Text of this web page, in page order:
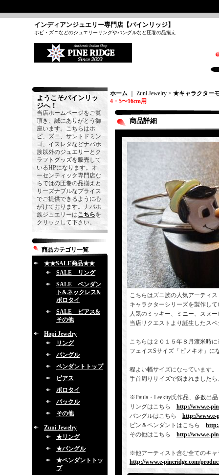
インディアンジュエリー専門店【パインリッジ】
ホピ・ズニなどのジュエリーリングやバングルなど圧巻の品揃え
ようこそパインリッ
ジへ！
当店ホームページをご覧
頂き、誠にありがとう御
座います。こちらはホ
ピ、ズニ、サントドミン
ゴ、イスレタなどナバホ
族以外のジュエリーとク
ラフトグッズを販売して
いるHPになります。オ
ーセンティック専門店な
らではの圧巻の品揃えと
リーズナブルなプライス
でご提供できるように心
がけております。ナバホ
族ジュエリーはこちらを
クリックして下さい。
商品カテゴリ一覧
★★SALE商品★★
SALE リング
SALE ペンダン
ト&ネックレス&
ボロタイ
SALE ピアス&
その他
Hopi Jewelry
リング
バングル
ペンダントトップ
ピアス
ボロタイ
バックル
その他
Zuni Jewelry
★リング
★バングル
★ペンダントトッ
プ
ホーム ｜ Zuni Jewelry > ★キャラクター
4・5〜16cm用
商品詳細
こちらはズニ族の人気アーティ
キャラクターシリーズを製作し
人気のミッキー、ミニー、スヌ
当店リクエストより誕生したス
こちらは２０１５年８月渡米時
フェイスSサイズ「ピノキオ」に
程よい幅サイズになっています。
手首周りサイズで悩まれました
※Paula・Leekity氏作品、多数出
リングはこちら http://www.e-
バングルはこちら http://www.e-
ピン＆ペンダントはこちら
その他はこちら http://www.e-
※他アーティスト含む全てのキ
http://www.e-pineridge.com/